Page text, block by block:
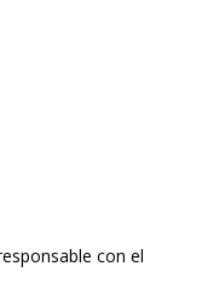
con el